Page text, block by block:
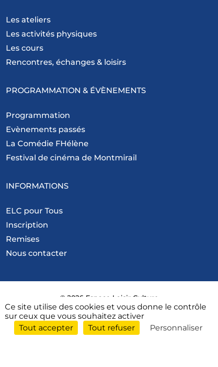
Les ateliers
Les activités physiques
Les cours
Rencontres, échanges & loisirs
PROGRAMMATION & ÉVÈNEMENTS
Programmation
Evènements passés
La Comédie FHélène
Festival de cinéma de Montmirail
INFORMATIONS
ELC pour Tous
Inscription
Remises
Nous contacter
© 2026 Espace Loisir Culture
Mentions légales
Ce site utilise des cookies et vous donne le contrôle
sur ceux que vous souhaitez activer
Tout accepter
Tout refuser Personnaliser